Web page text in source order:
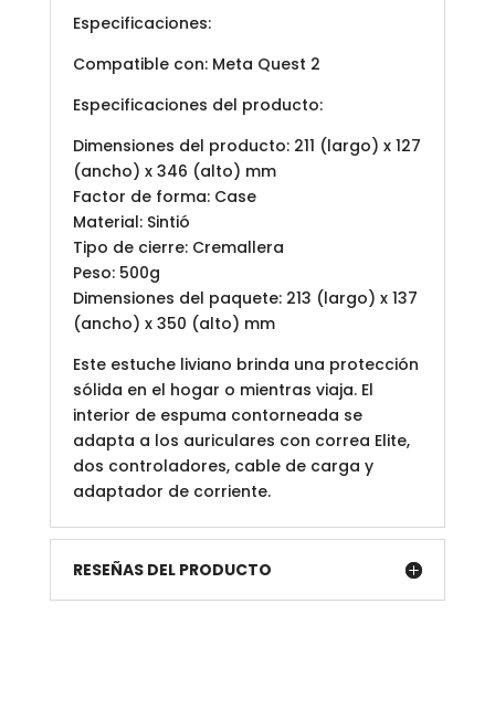
Especificaciones:
Compatible con: Meta Quest 2
Especificaciones del producto:
Dimensiones del producto: 211 (largo) x 127
(ancho) x 346 (alto) mm
Factor de forma: Case
Material: Sintió
Tipo de cierre: Cremallera
Peso: 500g
Dimensiones del paquete: 213 (largo) x 137
(ancho) x 350 (alto) mm
Este estuche liviano brinda una protección
sólida en el hogar o mientras viaja. El
interior de espuma contorneada se
adapta a los auriculares con correa Elite,
dos controladores, cable de carga y
adaptador de corriente.
RESEÑAS DEL PRODUCTO